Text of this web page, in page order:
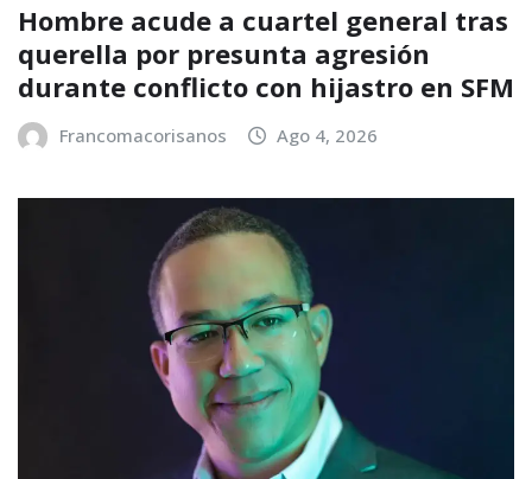
Hombre acude a cuartel general tras
querella por presunta agresión
durante conflicto con hijastro en SFM
Francomacorisanos Ago 4, 2026